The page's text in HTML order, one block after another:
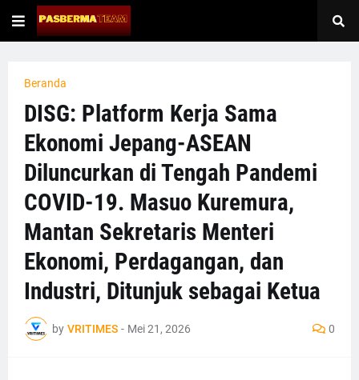
Beranda
DISG: Platform Kerja Sama
Ekonomi Jepang-ASEAN
Diluncurkan di Tengah Pandemi
COVID-19. Masuo Kuremura,
Mantan Sekretaris Menteri
Ekonomi, Perdagangan, dan
Industri, Ditunjuk sebagai Ketua
by VRITIMES - Mei 21, 2026 0